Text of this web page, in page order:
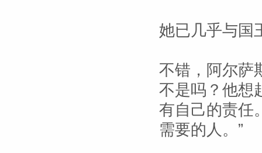
她已几乎与国
不错，阿尔萨
不是吗？他想
有自己的责任
需要的人。”